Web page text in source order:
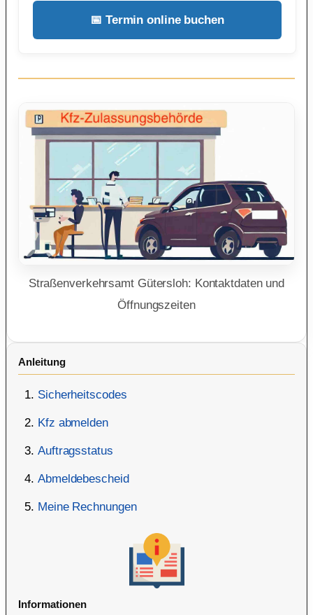
Anleitung
Sicherheitscodes
Kfz abmelden
Auftragsstatus
Abmeldebescheid
Meine Rechnungen
Informationen
📅 Termin online buchen
Straßenverkehrsamt Gütersloh: Kontaktdaten und
Öffnungszeiten